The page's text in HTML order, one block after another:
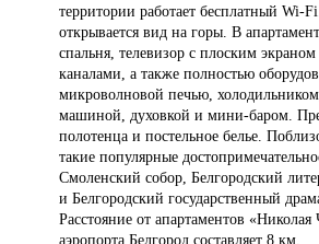
территории работает бесплатный Wi-
открывается вид на горы. В
спальня, телевизор с плоским
каналами, а также полностью
микроволновой печью,
машиной, духовкой и мини-баром.
полотенца и постельное белье.
такие популярные
Смоленский собор, Белгородский
и Белгородский государственный
Расстояние от апартаментов
аэропорта Белгород составляет 8 км.